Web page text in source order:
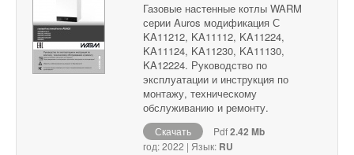
Газовые настенные котлы WARM
серии Auros модификация С
KA11212, KA11112, KA11224,
KA11124, KA11230, KA11130,
KA12224. Руководство по
эксплуатации и инструкция по
монтажу, техническому
обслуживанию и ремонту.
Скачать Pdf2.42 Mb
год: 2022 | Язык: RU